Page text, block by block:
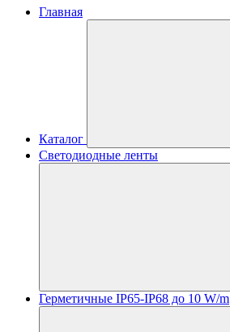
Главная
Каталог
Светодиодные ленты
Герметичные IP65-IP68 до 10 W/m